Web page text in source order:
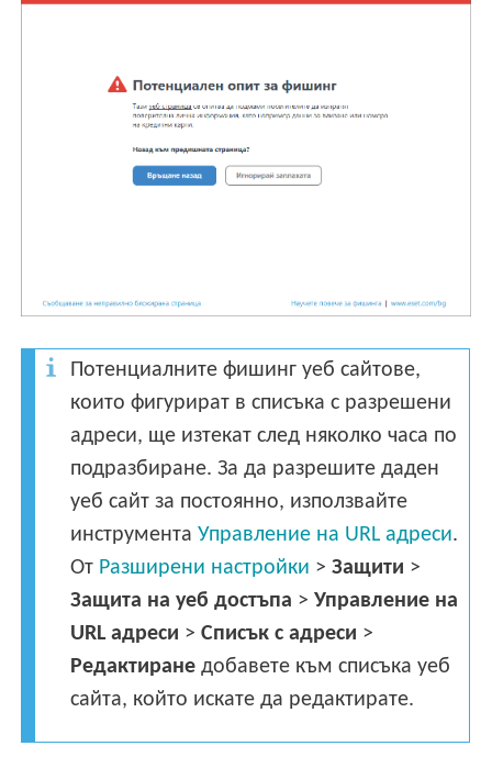
Потенциалните фишинг уеб сайтове,
които фигурират в списъка с разрешени
адреси, ще изтекат след няколко часа по
подразбиране. За да разрешите даден
уеб сайт за постоянно, използвайте
инструментаУправление на URL адреси.
От Разширени настройки >Защити >
Защита на уеб достъпа >Управление на
URL адреси >Списък с адреси >
Редактиране добавете към списъка уеб
сайта, който искате да редактирате.